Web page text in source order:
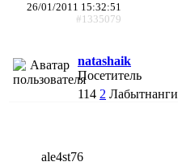
26/01/2011 15:32:51
#1335079
natashaik
Посетитель
114 2 Лабытнанги
ale4st76